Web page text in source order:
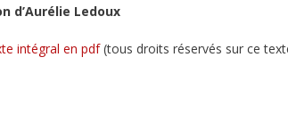
d’Aurélie Ledoux
intégral en pdf(tous droits réservés sur ce